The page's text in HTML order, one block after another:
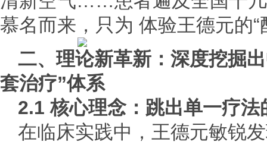
慕名而来，只为 体验王德元的“
二、理论新革新：深度挖掘
套治疗”体系
2.1 核心理念：跳出单一疗法
在临床实践中，王德元敏锐